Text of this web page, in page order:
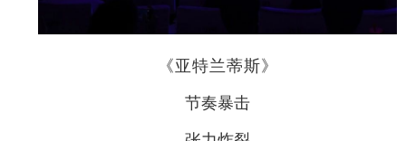
《亚特兰蒂斯》
节奏暴击